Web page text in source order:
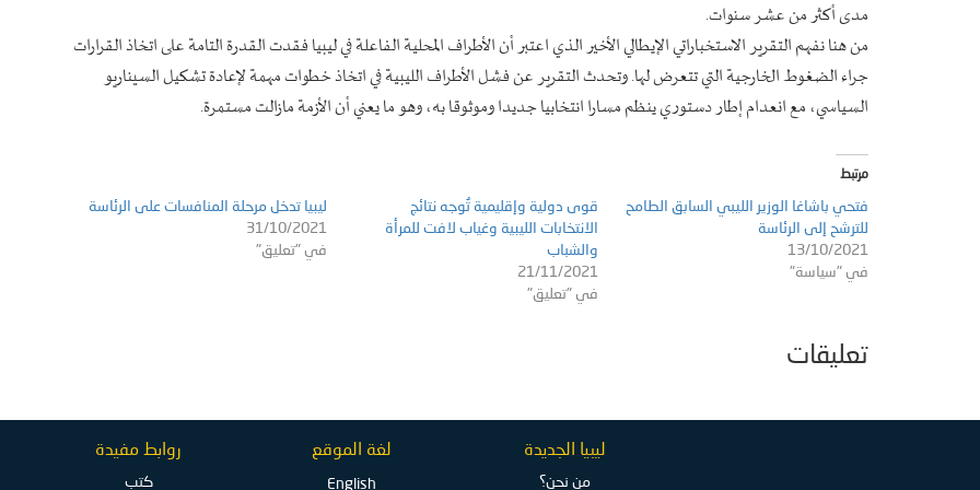
مدى أكثر من عشر سنوات.
من هنا نفهم التقرير الاستخباراتي الإيطالي الأخير الذي اعتبر أن الأطراف المحلية الفاعلة في ليبيا فقدت القدرة التامة على اتخاذ القرارات
جراء الضغوط الخارجية التي تتعرض لها. وتحدث التقرير عن فشل الأطراف الليبية في اتخاذ خطوات مهمة لإعادة تشكيل السيناريو
السياسي، مع انعدام إطار دستوري ينظم مسارا انتخابيا جديدا وموثوقا به، وهو ما يعني أن الأزمة مازالت مستمرة.
مرتبط
فتحي باشاغا الوزير الليبي السابق الطامح
للترشح إلى الرئاسة
13/10/2021
في "سياسة"
قوى دولية وإقليمية تُوجه نتائج
الانتخابات الليبية وغياب لافت للمرأة
والشباب
21/11/2021
في "تعليق"
ليبيا تدخل مرحلة المنافسات على الرئاسة
31/10/2021
في "تعليق"
تعليقات
ليبيا الجديدة
من نحن؟
لغة الموقع
English
روابط مفيدة
كتب